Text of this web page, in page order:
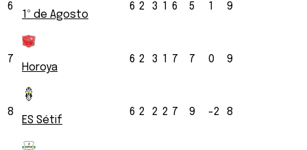
6
1º de Agosto
6 2 3 1 6 5 1 9
7
Horoya
6 2 3 1 7 7 0 9
8
ES Sétif
6 2 2 2 7 9 -2 8